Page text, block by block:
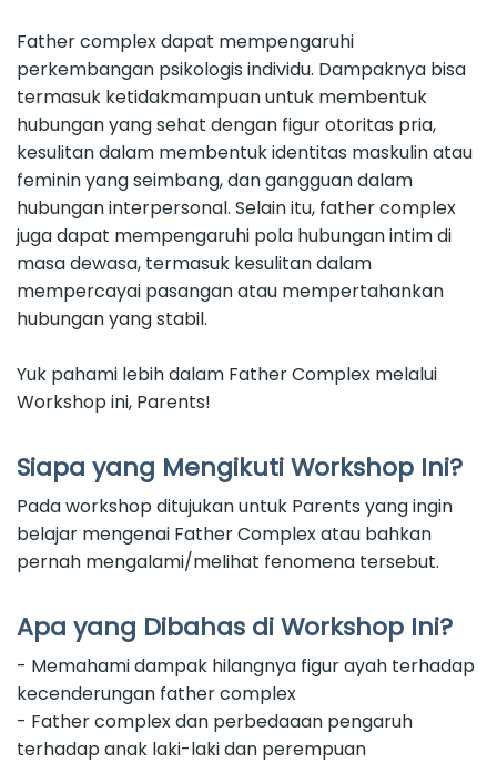
Father complex dapat mempengaruhi
perkembangan psikologis individu. Dampaknya bisa
termasuk ketidakmampuan untuk membentuk
hubungan yang sehat dengan figur otoritas pria,
kesulitan dalam membentuk identitas maskulin atau
feminin yang seimbang, dan gangguan dalam
hubungan interpersonal. Selain itu, father complex
juga dapat mempengaruhi pola hubungan intim di
masa dewasa, termasuk kesulitan dalam
mempercayai pasangan atau mempertahankan
hubungan yang stabil.
Yuk pahami lebih dalam Father Complex melalui
Workshop ini, Parents!
Siapa yang Mengikuti Workshop Ini?
Pada workshop ditujukan untuk Parents yang ingin
belajar mengenai Father Complex atau bahkan
pernah mengalami/melihat fenomena tersebut.
Apa yang Dibahas di Workshop Ini?
- Memahami dampak hilangnya figur ayah terhadap
kecenderungan father complex
- Father complex dan perbedaaan pengaruh
terhadap anak laki-laki dan perempuan